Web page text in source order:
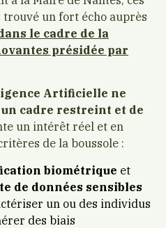
trouvé un fort écho auprès
le cadre de la
présidée par
Artificielle ne
cadre restreint et de
un intérêt réel et en
de la boussole :
biométrique et
de données sensibles
un ou des individus
des biais